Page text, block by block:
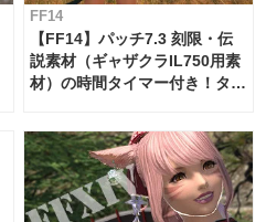
FF14
【FF14】パッチ7.3 刻限・伝
説素材（ギャザクラIL750用素
材）の時間タイマー付き！タイ